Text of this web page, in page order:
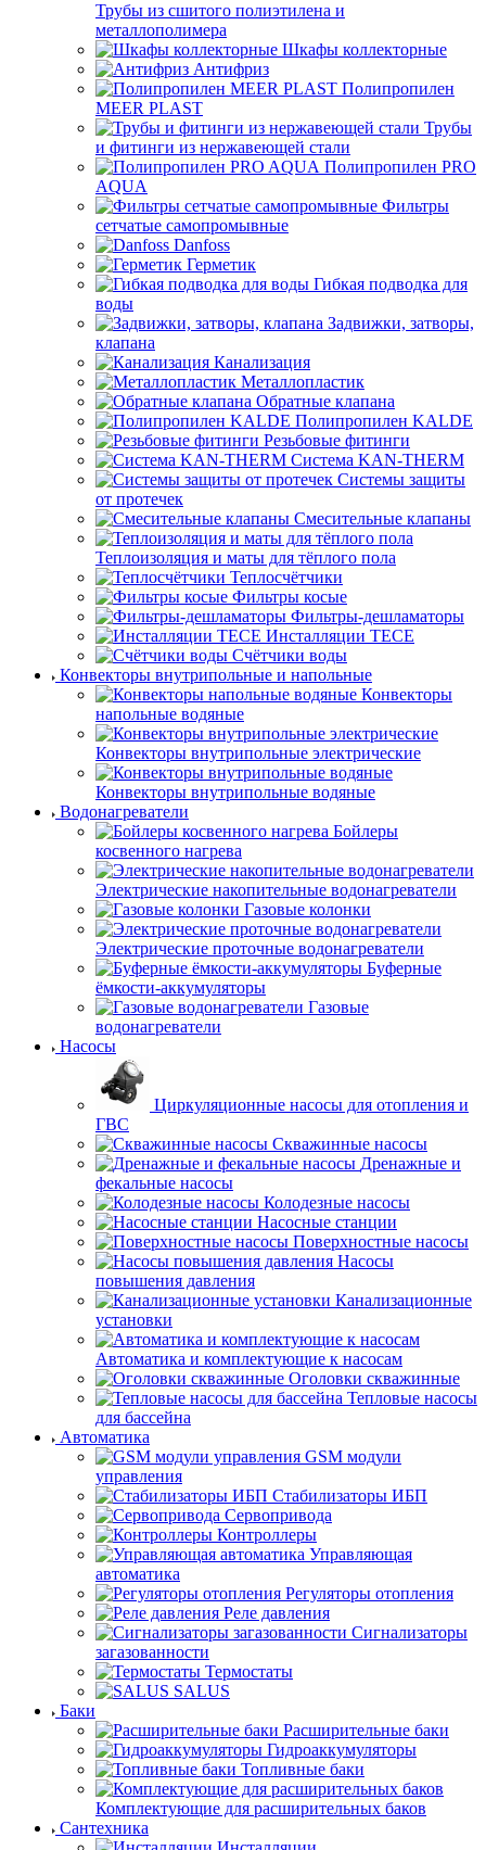
Трубы из сшитого полиэтилена и
металлополимера
Шкафы коллекторные
Антифриз
Полипропилен
MEER PLAST
Трубы
и фитинги из нержавеющей стали
Полипропилен PRO
AQUA
Фильтры
сетчатые самопромывные
Danfoss
Герметик
Гибкая подводка для
воды
Задвижки, затворы,
клапана
Канализация
Металлопластик
Обратные клапана
Полипропилен KALDE
Резьбовые фитинги
Система KAN-THERM
Системы защиты
от протечек
Смесительные клапаны
Теплоизоляция и маты для тёплого пола
Теплосчётчики
Фильтры косые
Фильтры-дешламаторы
Инсталляции TECE
Счётчики воды
Конвекторы внутрипольные и напольные
Конвекторы
напольные водяные
Конвекторы внутрипольные электрические
Конвекторы внутрипольные водяные
Водонагреватели
Бойлеры
косвенного нагрева
Электрические накопительные водонагреватели
Газовые колонки
Электрические проточные водонагреватели
Буферные
ёмкости-аккумуляторы
Газовые
водонагреватели
Насосы
Циркуляционные насосы для отопления и
ГВС
Скважинные насосы
Дренажные и
фекальные насосы
Колодезные насосы
Насосные станции
Поверхностные насосы
Насосы
повышения давления
Канализационные
установки
Автоматика и комплектующие к насосам
Оголовки скважинные
Тепловые насосы
для бассейна
Автоматика
GSM модули
управления
Стабилизаторы ИБП
Сервопривода
Контроллеры
Управляющая
автоматика
Регуляторы отопления
Реле давления
Сигнализаторы
загазованности
Термостаты
SALUS
Баки
Расширительные баки
Гидроаккумуляторы
Топливные баки
Комплектующие для расширительных баков
Сантехника